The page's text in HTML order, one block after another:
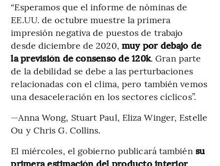
“Esperamos que el informe de nóminas de
EE.UU. de octubre muestre la primera
impresión negativa de puestos de trabajo
desde diciembre de 2020, muy por debajo de
la previsión de consenso de 120k. Gran parte
de la debilidad se debe a las perturbaciones
relacionadas con el clima, pero también vemos
una desaceleración en los sectores cíclicos”.
—Anna Wong, Stuart Paul, Eliza Winger, Estelle
Ou y Chris G. Collins.
El miércoles, el gobierno publicará también su
primera estimación del producto interior